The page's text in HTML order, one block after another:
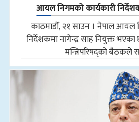
आयल निगमको कार्यकारी
काठमाडौँ, २१ साउन । नेपाल आयल
निर्देशकमा नागेन्द्र साह नियुक्त
मन्त्रिपरिषद्को बैठकले